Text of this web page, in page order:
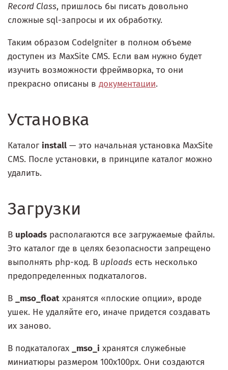
Record Class, пришлось бы писать довольно
сложные sql-запросы и их обработку.
Таким образом CodeIgniter в полном объеме
доступен из MaxSite CMS. Если вам нужно будет
изучить возможности фреймворка, то они
прекрасно описаны в документации.
Установка
Каталогinstall — это начальная установка MaxSite
CMS. После установки, в принципе каталог можно
удалить.
Загрузки
В uploads располагаются все загружаемые файлы.
Это каталог где в целях безопасности запрещено
выполнять php-код. В uploads есть несколько
предопределенных подкаталогов.
В _mso_float хранятся «плоские опции», вроде
ушек. Не удаляйте его, иначе придется создавать
их заново.
В подкаталогах _mso_i хранятся служебные
миниатюры размером 100x100px. Они создаются